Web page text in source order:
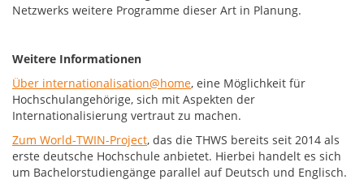
Netzwerks weitere Programme dieser Art in Planung.
Weitere Informationen
Über internationalisation@home, eine Möglichkeit für
Hochschulangehörige, sich mit Aspekten der
Internationalisierung vertraut zu machen.
Zum World-TWIN-Project, das die THWS bereits seit 2014 als
erste deutsche Hochschule anbietet. Hierbei handelt es sich
um Bachelorstudiengänge parallel auf Deutsch und Englisch.